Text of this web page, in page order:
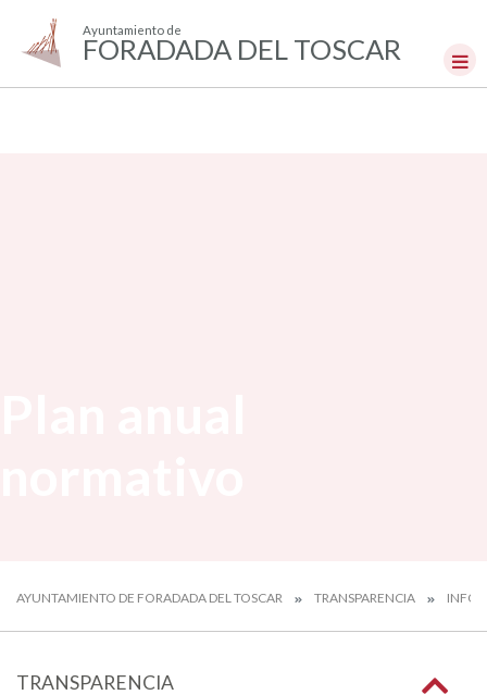
Ayuntamiento de
FORADADA DEL TOSCAR
AYUNTAMIENTO DE FORADADA DEL TOSCAR TRANSPARENCIA
TRANSPARENCIA